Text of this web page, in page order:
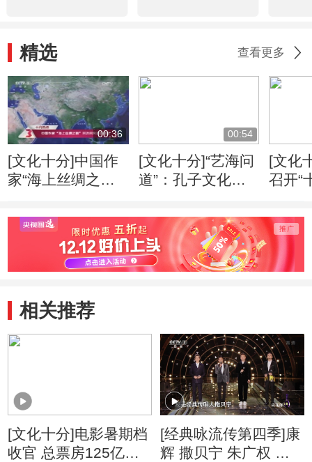
精选 查看更多
00:36
[文化十分]中国作
家“海上丝绸之
开启
00:54
[文化十分]“艺海问
道”：孔子文化形
[文化
召开“
相关推荐
[文化十分]电影暑期档
收官 总票房125亿与
[经典咏流传第四季]康
辉 撒贝宁 朱广权 尼